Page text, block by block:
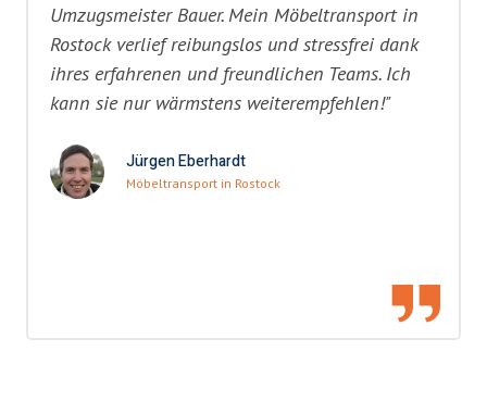
Umzugsmeister Bauer. Mein Möbeltransport in
Rostock verlief reibungslos und stressfrei dank
ihres erfahrenen und freundlichen Teams. Ich
kann sie nur wärmstens weiterempfehlen!"
Jürgen Eberhardt
Möbeltransport in Rostock